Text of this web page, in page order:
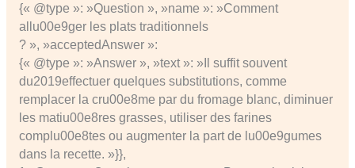
{« @type »: »Question », »name »: »Comment
allu00e9ger les plats traditionnels
? », »acceptedAnswer »:
{« @type »: »Answer », »text »: »Il suffit souvent
du2019effectuer quelques substitutions, comme
remplacer la cru00e8me par du fromage blanc, diminuer
les matiu00e8res grasses, utiliser des farines
complu00e8tes ou augmenter la part de lu00e9gumes
dans la recette. »}},